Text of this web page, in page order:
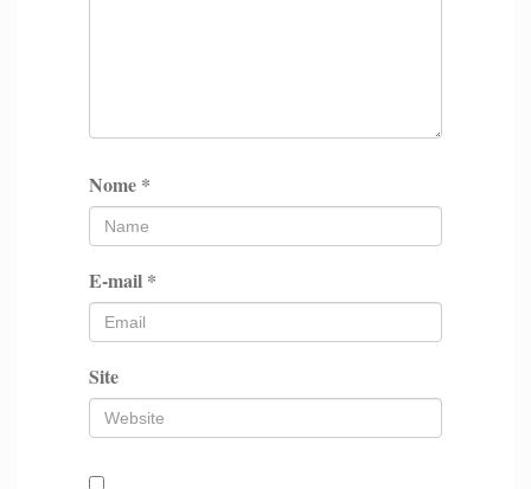
Nome *
E-mail *
Site